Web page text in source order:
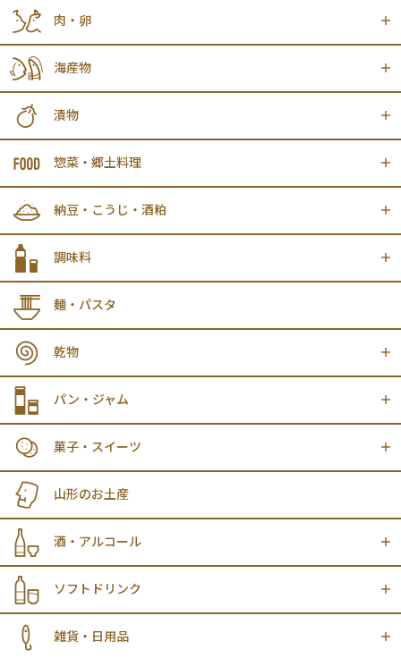
肉・卵
海産物
漬物
惣菜・郷土料理
納豆・こうじ・酒粕
調味料
麺・パスタ
乾物
パン・ジャム
菓子・スイーツ
山形のお土産
酒・アルコール
ソフトドリンク
雑貨・日用品